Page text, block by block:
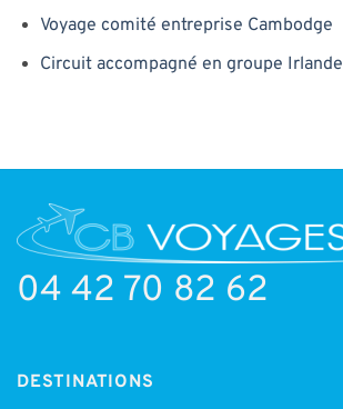
Voyage comité entreprise Cambodge
Circuit accompagné en groupe Irlande
04 42 70 82 62
DESTINATIONS